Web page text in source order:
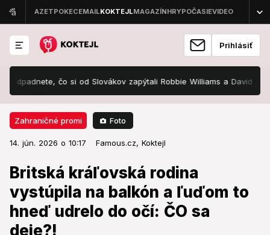
Prihlásiť
čo si od Slovákov zapýtali Robbie Williams a David Guetta!
Zahraničné promi Foto
14. jún. 2026 o 10:17 Famous.cz, Koktejl
Britská kráľovská rodina
vystúpila na balkón a ľuďom to
hneď udrelo do očí: ČO sa
deje?!
Zahraničné promi 14. jún. 2026 o 10:17
Britská kráľovská rodina vystúpila
na balkón a ľuďom to hneď udrelo
do očí: ČO sa deje?!
Všimli ste si to aj vy?